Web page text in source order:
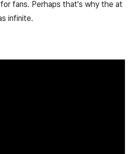
fans. Perhaps that's why the at
infinite.